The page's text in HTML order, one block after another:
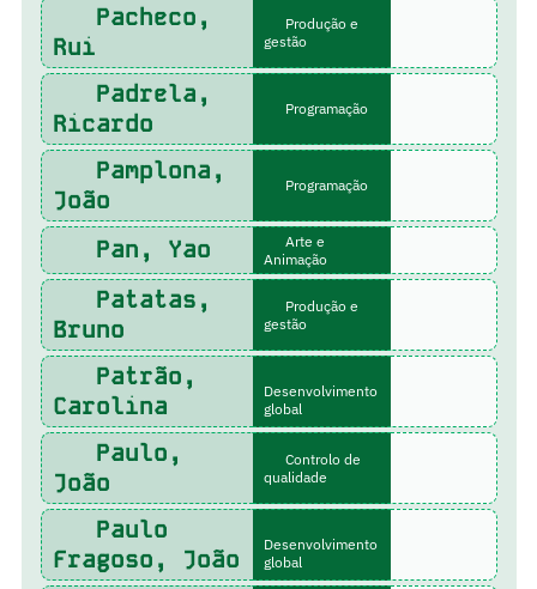
Pacheco,
Rui
Produção e
gestão
Padrela,
Ricardo
Programação
Pamplona,
João
Programação
Pan, Yao
Arte e
Animação
Patatas,
Bruno
Produção e
gestão
Patrão,
Carolina
Desenvolvimento
global
Paulo,
João
Controlo de
qualidade
Paulo
Fragoso, João
Desenvolvimento
global